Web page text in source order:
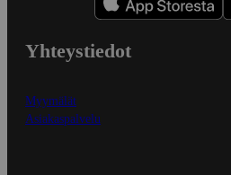
Yhteystiedot
Myymälät
Asiakaspalvelu